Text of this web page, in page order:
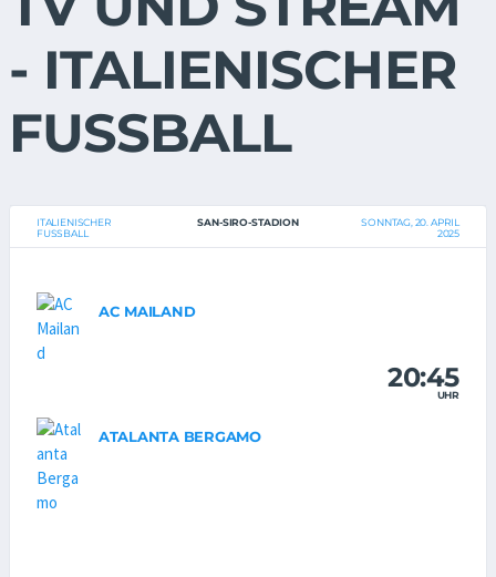
- ITALIENISCHER
FUSSBALL
ITALIENISCHER
FUSSBALL
SAN-SIRO-STADION
SONNTAG, 20. APRIL
2025
AC MAILAND
20:45
UHR
ATALANTA BERGAMO